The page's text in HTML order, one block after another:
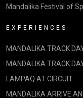
Mandalika Festival of
EXPERIENCES
MANDALIKA TRACK
MANDALIKA TRACK
LAMPAQ AT CIRCUIT
MANDALIKA ARRIVE